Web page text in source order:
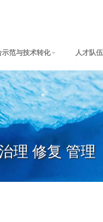
示范与技术转化 人才队伍
理 修复 管理